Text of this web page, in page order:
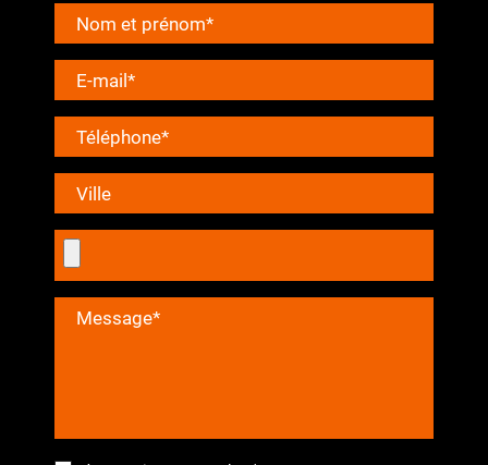
Nom et prénom*
E-mail*
Téléphone*
Ville
Message*